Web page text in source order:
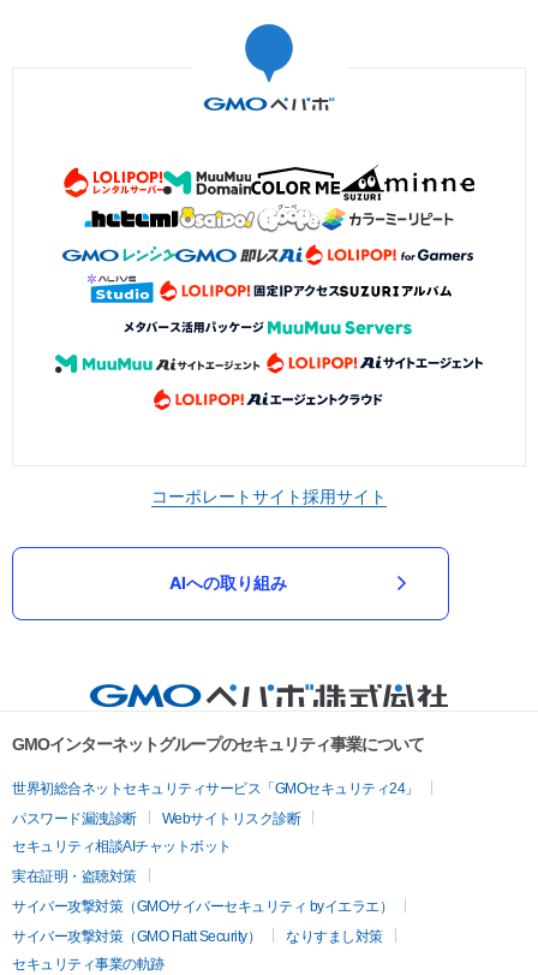
コーポレートサイト採用サイト
AIへの取り組み
GMOインターネットグループのセキュリティ事業について
世界初総合ネットセキュリティサービス「GMOセキュリティ24」
パスワード漏洩診断
Webサイトリスク診断
セキュリティ相談AIチャットボット
実在証明・盗聴対策
サイバー攻撃対策（GMOサイバーセキュリティ byイエラエ）
サイバー攻撃対策（GMO Flatt Security）
なりすまし対策
セキュリティ事業の軌跡